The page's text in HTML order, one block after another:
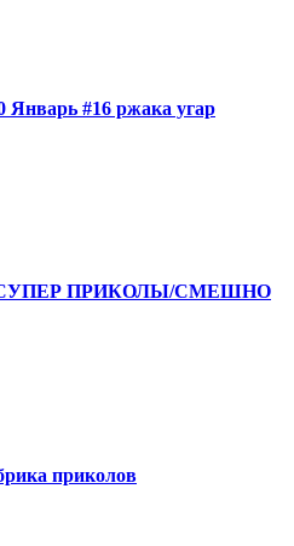
#16 ржака угар
ПРИКОЛЫ/СМЕШНО
приколов